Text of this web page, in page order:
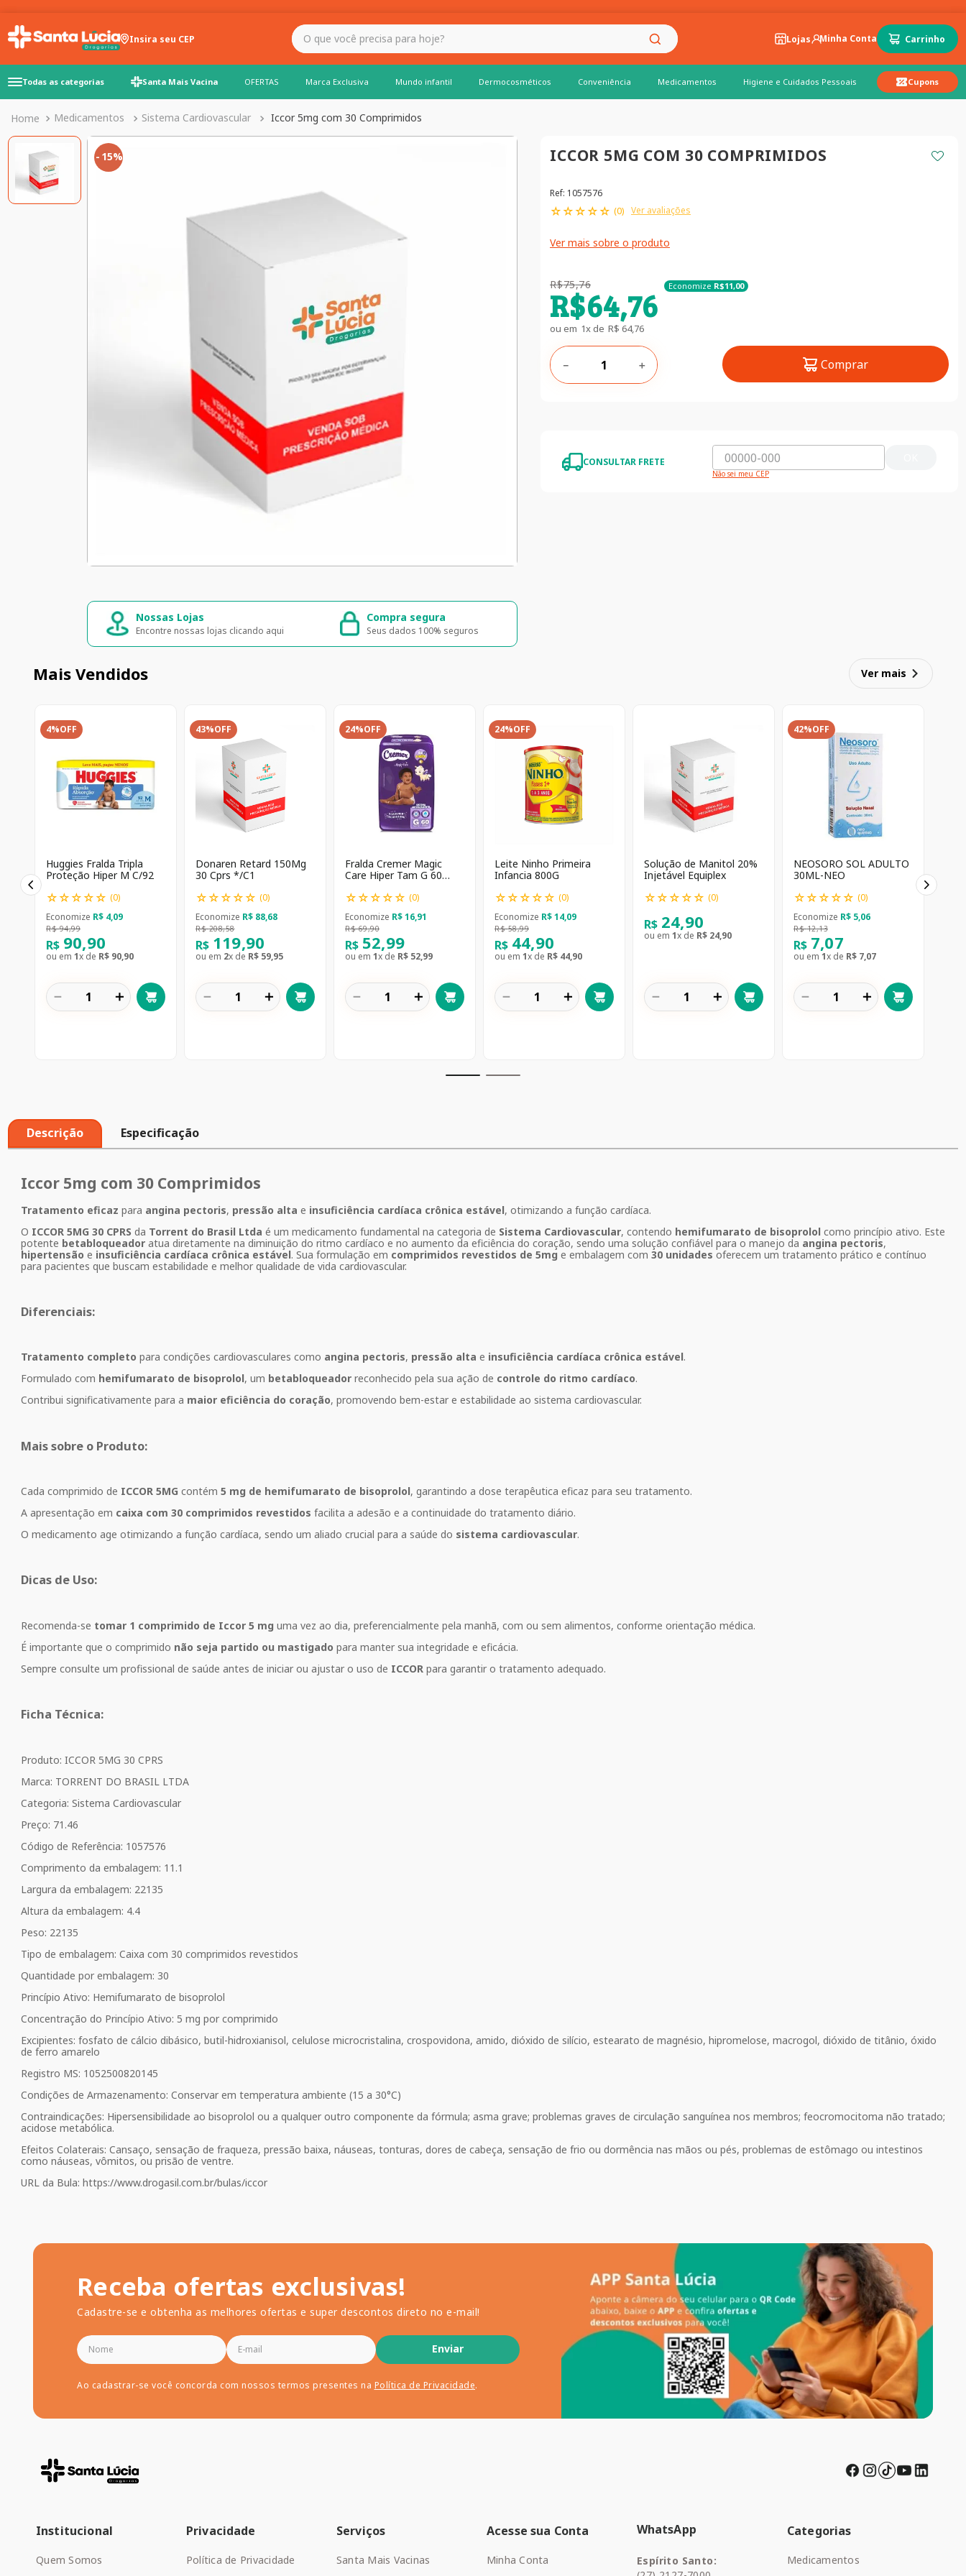
Insira seu CEP
O que você precisa para hoje?
Lojas
Todas as categorias Santa Mais Vacina OFERTAS Marca Exclusiva Mundo infantil Dermocosméticos Conveniência Medicamentos Higiene e Cuidados Pessoais Cupons
Medicamentos Sistema Cardiovascular Iccor 5mg com 30 Comprimidos
15%
Seus dados 100% seguros
Entrega rápida e segura
Entrega para todo o Brasil
5% de desconto
5% de desconto na primeira compra
ICCOR 5MG COM 30 COMPRIMIDOS
Ref: 1057576
☆☆☆☆☆ (0) Ver avaliações
Ver mais sobre o produto
R$75,76 Economize R$11,00
R$64,76
ou em 1x de R$ 64,76
＋
－ Comprar
CONSULTAR FRETE
Não sei meu CEP
Mais Vendidos Ver mais
4%OFF
Huggies Fralda Tripla
Proteção Hiper M C/92
☆☆☆☆☆ (0)
Economize R$ 4,09
R$ 94,99
R$ 90,90
ou em 1x de R$ 90,90
＋
－
43%OFF
Donaren Retard 150Mg
30 Cprs */C1
☆☆☆☆☆ (0)
Economize R$ 88,68
R$ 208,58
R$ 119,90
ou em 2x de R$ 59,95
＋
－
24%OFF
Fralda Cremer Magic
Care Hiper Tam G 60
☆☆☆☆☆ (0)
Economize R$16,91
R$ 69,90
R$ 52,99
ou em 1x de R$ 52,99
＋
－
24%OFF
Leite Ninho Primeira
Infancia 800G
☆☆☆☆☆ (0)
Economize R$14,09
R$ 58,99
R$ 44,90
ou em 1x de R$ 44,90
＋
－
Solução de Manitol 20%
Injetável Equiplex
☆☆☆☆☆ (0)
R$ 24,90
ou em 1x de R$ 24,90
＋
－
42%OFF
NEOSORO SOL ADULTO
30ML-NEO
☆☆☆☆☆ (0)
Economize R$ 5,06
R$ 12,13
R$ 7,07
ou em 1x de R$ 7,07
＋
－
Descrição Especificação
Iccor 5mg com 30 Comprimidos
Tratamento eficaz para angina pectoris, pressão alta e insuficiência cardíaca crônica estável, otimizando a função cardíaca.
O ICCOR 5MG 30 CPRS da Torrent do Brasil Ltda é um medicamento fundamental na categoria de Sistema Cardiovascular, contendo hemifumarato de bisoprolol como princípio ativo. Este
potente betabloqueador atua diretamente na diminuição do ritmo cardíaco e no aumento da eficiência do coração, sendo uma solução confiável para o manejo da angina pectoris,
hipertensão e insuficiência cardíaca crônica estável. Sua formulação em comprimidos revestidos de 5mg e embalagem com 30 unidades oferecem um tratamento prático e contínuo
para pacientes que buscam estabilidade e melhor qualidade de vida cardiovascular.
Diferenciais:
Tratamento completo para condições cardiovasculares como angina pectoris, pressão alta e insuficiência cardíaca crônica estável.
Formulado com hemifumarato de bisoprolol, um betabloqueador reconhecido pela sua ação de controle do ritmo cardíaco.
Contribui significativamente para a maior eficiência do coração, promovendo bem-estar e estabilidade ao sistema cardiovascular.
Mais sobre o Produto:
Cada comprimido de ICCOR 5MG contém 5 mg de hemifumarato de bisoprolol, garantindo a dose terapêutica eficaz para seu tratamento.
A apresentação em caixa com 30 comprimidos revestidos facilita a adesão e a continuidade do tratamento diário.
O medicamento age otimizando a função cardíaca, sendo um aliado crucial para a saúde do sistema cardiovascular.
Dicas de Uso:
Recomenda-se tomar 1 comprimido de Iccor 5 mg uma vez ao dia, preferencialmente pela manhã, com ou sem alimentos, conforme orientação médica.
É importante que o comprimido não seja partido ou mastigado para manter sua integridade e eficácia.
Sempre consulte um profissional de saúde antes de iniciar ou ajustar o uso de ICCOR para garantir o tratamento adequado.
Ficha Técnica:
Produto: ICCOR 5MG 30 CPRS
Marca: TORRENT DO BRASIL LTDA
Categoria: Sistema Cardiovascular
Preço: 71.46
Código de Referência: 1057576
Comprimento da embalagem: 11.1
Largura da embalagem: 22135
Altura da embalagem: 4.4
Peso: 22135
Tipo de embalagem: Caixa com 30 comprimidos revestidos
Quantidade por embalagem: 30
Princípio Ativo: Hemifumarato de bisoprolol
Concentração do Princípio Ativo: 5 mg por comprimido
Excipientes: fosfato de cálcio dibásico, butil-hidroxianisol, celulose microcristalina, crospovidona, amido, dióxido de silício, estearato de magnésio, hipromelose, macrogol, dióxido de titânio, óxido
de ferro amarelo
Registro MS: 1052500820145
Condições de Armazenamento: Conservar em temperatura ambiente (15 a 30°C)
Contraindicações: Hipersensibilidade ao bisoprolol ou a qualquer outro componente da fórmula; asma grave; problemas graves de circulação sanguínea nos membros; feocromocitoma não tratado;
acidose metabólica.
Efeitos Colaterais: Cansaço, sensação de fraqueza, pressão baixa, náuseas, tonturas, dores de cabeça, sensação de frio ou dormência nas mãos ou pés, problemas de estômago ou intestinos
como náuseas, vômitos, ou prisão de ventre.
URL da Bula: https://www.drogasil.com.br/bulas/iccor
Receba ofertas exclusivas!
Cadastre-se e obtenha as melhores ofertas e super descontos direto no e-mail!
Enviar
Ao cadastrar-se você concorda com nossos termos presentes na Política de Privacidade.
Institucional
Quem Somos
Privacidade
Política de Privacidade
Serviços
Santa Mais Vacinas
Acesse sua Conta
Minha Conta
WhatsApp
Espírito Santo:
Categorias
Medicamentos